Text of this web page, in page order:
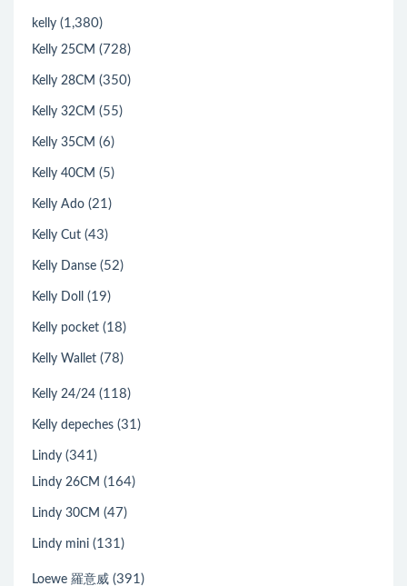
kelly (1,380)
Kelly 25CM (728)
Kelly 28CM (350)
Kelly 32CM (55)
Kelly 35CM (6)
Kelly 40CM (5)
Kelly Ado (21)
Kelly Cut (43)
Kelly Danse (52)
Kelly Doll (19)
Kelly pocket (18)
Kelly Wallet (78)
Kelly 24/24 (118)
Kelly depeches (31)
Lindy (341)
Lindy 26CM (164)
Lindy 30CM (47)
Lindy mini (131)
Loewe 羅意威 (391)